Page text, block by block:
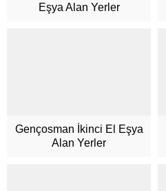
Eşya Alan Yerler
Gençosman İkinci El Eşya
Alan Yerler